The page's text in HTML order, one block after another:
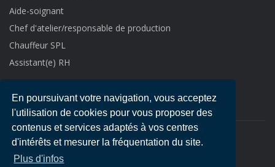
En poursuivant votre navigation, vous acceptez
l'utilisation de cookies pour vous proposer des
contenus et services adaptés à vos centres
d'intérêts et mesurer la fréquentation du site.
Plus d'infos
Aide-soignant
Chef d'atelier/responsable de production
Chauffeur SPL
Assistant(e) RH
Copyright © 2021